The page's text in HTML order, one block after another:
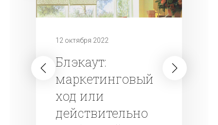
12 октября 2022
Блэкаут:
маркетинговый
ход или
действительно